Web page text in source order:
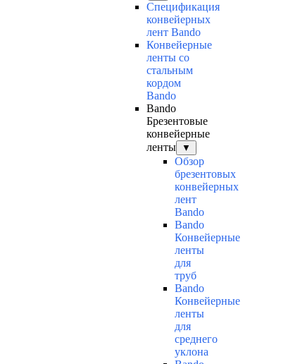
Спецификация
конвейерных
лент Bando
Конвейерные
ленты со
стальным
кордом
Bando
Bando
Брезентовые
конвейерные
ленты
▼
Обзор
брезентовых
конвейерных
лент
Bando
Bando
Конвейерные
ленты
для
труб
Bando
Конвейерные
ленты
для
среднего
уклона